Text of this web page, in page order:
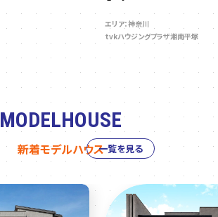
エリア：神奈川
tvkハウジングプラザ湘南平塚
MODELHOUSE
新着モデルハウス一覧を見る